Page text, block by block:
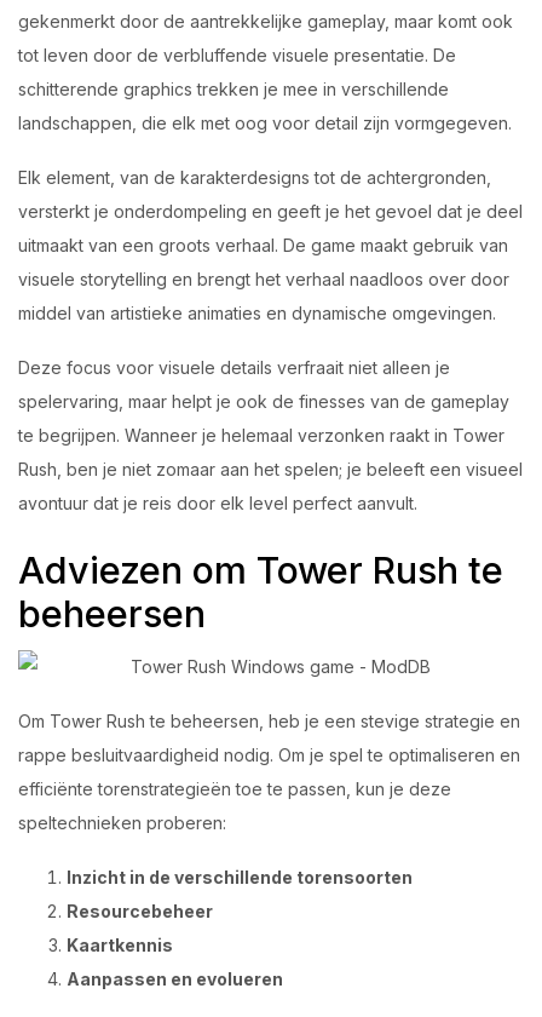
gekenmerkt door de aantrekkelijke gameplay, maar komt ook
tot leven door de verbluffende visuele presentatie. De
schitterende graphics trekken je mee in verschillende
landschappen, die elk met oog voor detail zijn vormgegeven.
Elk element, van de karakterdesigns tot de achtergronden,
versterkt je onderdompeling en geeft je het gevoel dat je deel
uitmaakt van een groots verhaal. De game maakt gebruik van
visuele storytelling en brengt het verhaal naadloos over door
middel van artistieke animaties en dynamische omgevingen.
Deze focus voor visuele details verfraait niet alleen je
spelervaring, maar helpt je ook de finesses van de gameplay
te begrijpen. Wanneer je helemaal verzonken raakt in Tower
Rush, ben je niet zomaar aan het spelen; je beleeft een visueel
avontuur dat je reis door elk level perfect aanvult.
Adviezen om Tower Rush te
beheersen
Om Tower Rush te beheersen, heb je een stevige strategie en
rappe besluitvaardigheid nodig. Om je spel te optimaliseren en
efficiënte torenstrategieën toe te passen, kun je deze
speltechnieken proberen:
Inzicht in de verschillende torensoorten
Resourcebeheer
Kaartkennis
Aanpassen en evolueren